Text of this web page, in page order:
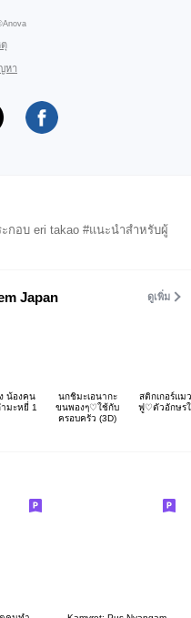
ตุ
หา
กอบ eri takao #แนะนำสำหรับผู้
Japan ดูเพิ่ม
น้องคน
ำมะหยี่ 1
นกชิมะเอนากะ
ขนพองๆ♡ใช้กับ
ครอบครัว (3D)
สติกเกอร์แม
ฟู♡ตัวอักษร